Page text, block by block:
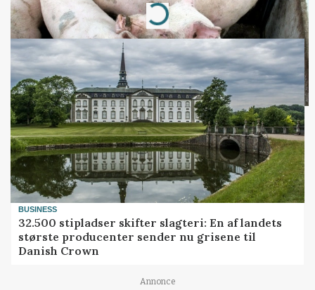
Loading...
BUSINESS
32.500 stipladser skifter slagteri: En af landets
største producenter sender nu grisene til
Danish Crown
Annonce